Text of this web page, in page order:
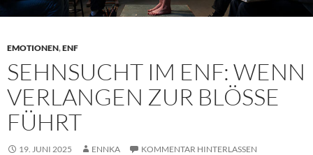
EMOTIONEN,ENF
SEHNSUCHT IM ENF: WENN
VERLANGEN ZUR BLÖSSE F
ÜHRT
19. JUNI 2025 ENNKA KOMMENTAR HINTERLASSEN